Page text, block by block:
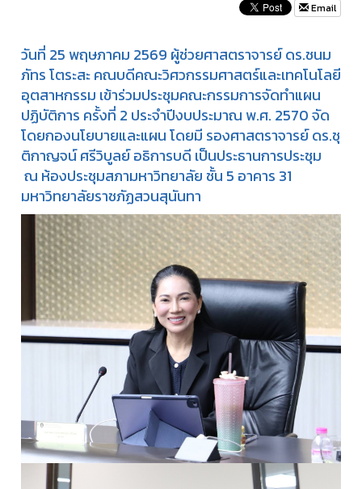
Email
วันที่ 25 พฤษภาคม 2569 ผู้ช่วยศาสตราจารย์ ดร.ชนม
ภัทร โตระสะ คณบดีคณะวิศวกรรมศาสตร์และเทคโนโลยี
อุตสาหกรรม เข้าร่วมประชุมคณะกรรมการจัดทำแผน
ปฏิบัติการ ครั้งที่ 2 ประจำปีงบประมาณ พ.ศ. 2570 จัด
โดยกองนโยบายและแผน โดยมี รองศาสตราจารย์ ดร.ชุ
ติกาญจน์ ศรีวิบูลย์ อธิการบดี เป็นประธานการประชุม
ณ ห้องประชุมสภามหาวิทยาลัย ชั้น 5 อาคาร 31
มหาวิทยาลัยราชภัฏสวนสุนันทา